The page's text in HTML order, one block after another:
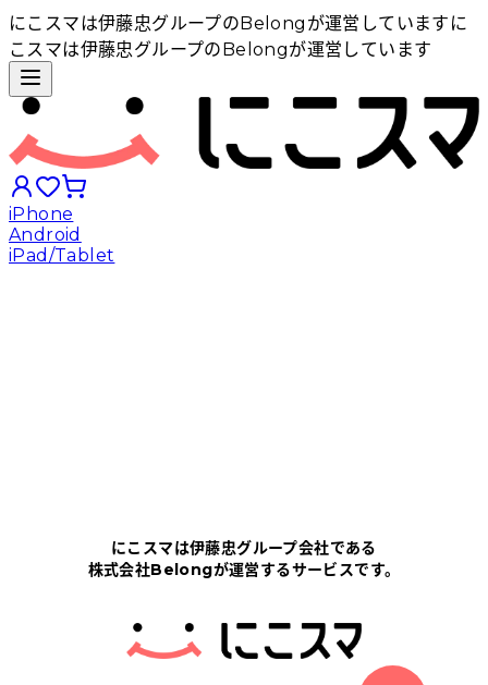
にこスマは伊藤忠グループのBelongが運営しています に
こスマは伊藤忠グループのBelongが運営しています
iPhone
Android
iPad/Tablet
にこスマについて
サポートセンター
にこスマは伊藤忠グループ会社である
株式会社Belongが運営するサービスです。